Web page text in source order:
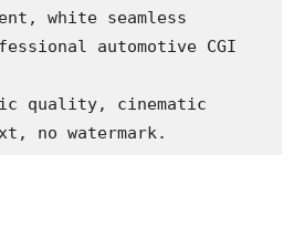
white seamless
automotive CGI
quality, cinematic
no watermark.